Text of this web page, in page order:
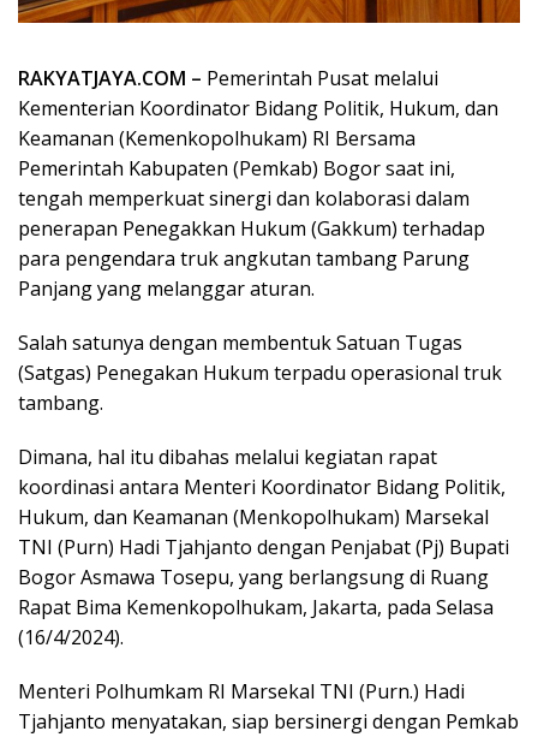
RAKYATJAYA.COM – Pemerintah Pusat melalui
Kementerian Koordinator Bidang Politik, Hukum, dan
Keamanan (Kemenkopolhukam) RI Bersama
Pemerintah Kabupaten (Pemkab) Bogor saat ini,
tengah memperkuat sinergi dan kolaborasi dalam
penerapan Penegakkan Hukum (Gakkum) terhadap
para pengendara truk angkutan tambang Parung
Panjang yang melanggar aturan.
Salah satunya dengan membentuk Satuan Tugas
(Satgas) Penegakan Hukum terpadu operasional truk
tambang.
Dimana, hal itu dibahas melalui kegiatan rapat
koordinasi antara Menteri Koordinator Bidang Politik,
Hukum, dan Keamanan (Menkopolhukam) Marsekal
TNI (Purn) Hadi Tjahjanto dengan Penjabat (Pj) Bupati
Bogor Asmawa Tosepu, yang berlangsung di Ruang
Rapat Bima Kemenkopolhukam, Jakarta, pada Selasa
(16/4/2024).
Menteri Polhumkam RI Marsekal TNI (Purn.) Hadi
Tjahjanto menyatakan, siap bersinergi dengan Pemkab